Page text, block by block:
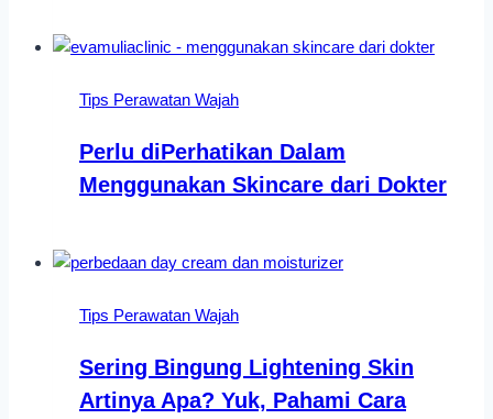
Tips Perawatan Wajah
Perlu diPerhatikan Dalam
Menggunakan Skincare dari Dokter
Tips Perawatan Wajah
Sering Bingung Lightening Skin
Artinya Apa? Yuk, Pahami Cara